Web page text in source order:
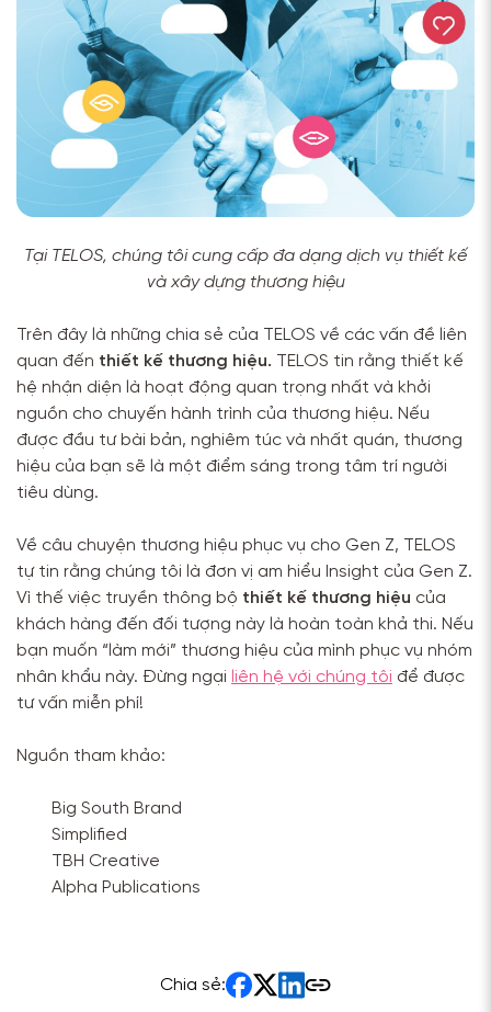
Tại TELOS, chúng tôi cung cấp đa dạng dịch vụ thiết kế
và xây dựng thương hiệu
Trên đây là những chia sẻ của TELOS về các vấn đề liên
quan đến thiết kế thương hiệu. TELOS tin rằng thiết kế
hệ nhận diện là hoạt động quan trọng nhất và khởi
nguồn cho chuyến hành trình của thương hiệu. Nếu
được đầu tư bài bản, nghiêm túc và nhất quán, thương
hiệu của bạn sẽ là một điểm sáng trong tâm trí người
tiêu dùng.
Về câu chuyện thương hiệu phục vụ cho Gen Z, TELOS
tự tin rằng chúng tôi là đơn vị am hiểu Insight của Gen Z.
Vì thế việc truyền thông bộ thiết kế thương hiệu của
khách hàng đến đối tượng này là hoàn toàn khả thi. Nếu
bạn muốn “làm mới” thương hiệu của mình phục vụ nhóm
nhân khẩu này. Đừng ngại liên hệ với chúng tôi để được
tư vấn miễn phí!
Nguồn tham khảo:
Big South Brand
Simplified
TBH Creative
Alpha Publications
Chia sẻ: